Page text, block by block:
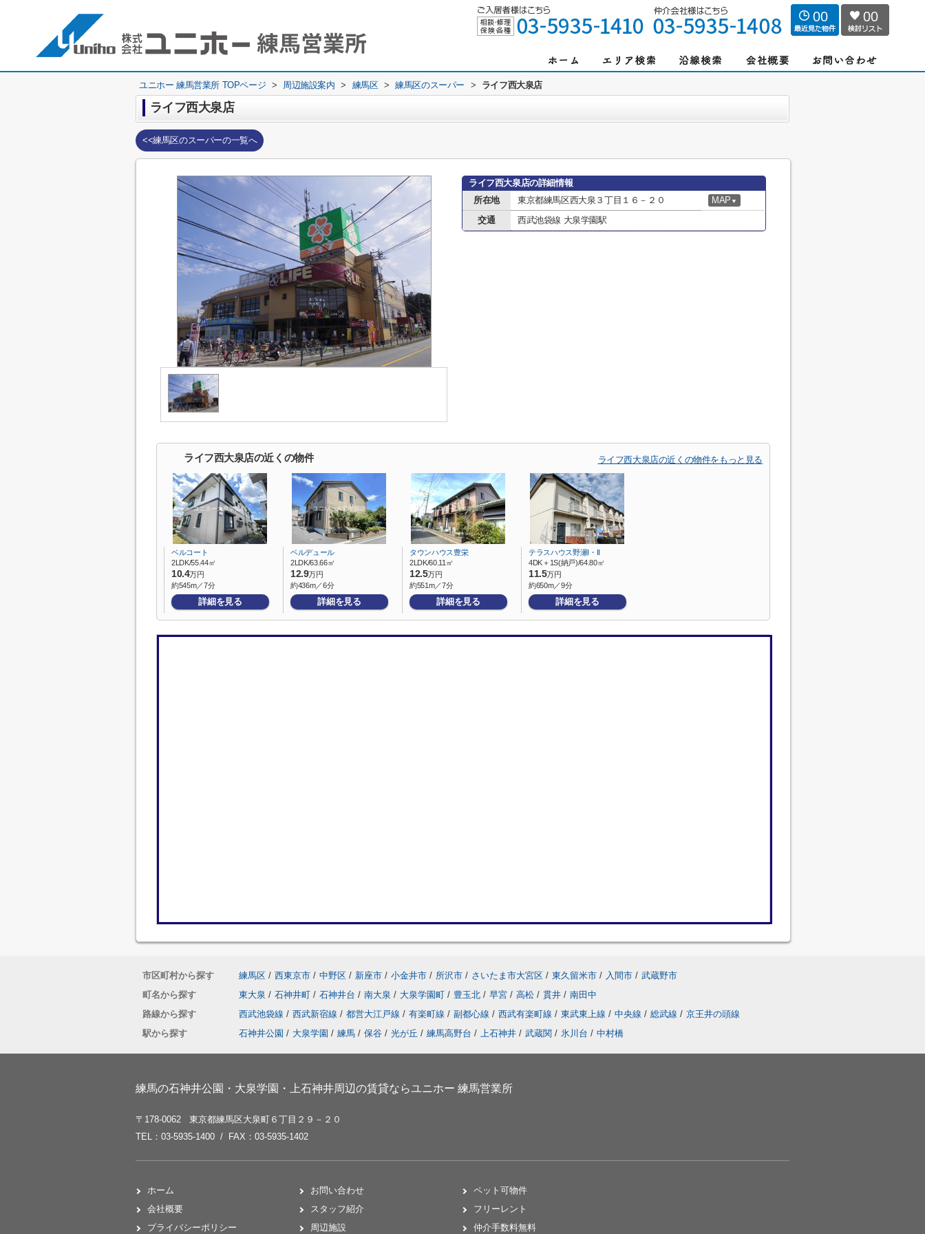
00 00
ユニホー 練馬営業所 TOPページ > 周辺施設案内 > 練馬区 > 練馬区のスーパー > ライフ西大泉店
ライフ西大泉店
<<練馬区のスーパーの一覧へ
ライフ西大泉店の詳細情報
所在地
東京都練馬区西大泉３丁目１６－２０ MAP ▼
交通 西武池袋線 大泉学園駅
ライフ西大泉店の近くの物件 ライフ西大泉店の近くの物件をもっと見る
ベルコート
2LDK/55.44㎡
10.4万円
約545m／7分
詳細を見る
ベルデュール
2LDK/63.66㎡
12.9万円
約436m／6分
詳細を見る
タウンハウス豊栄
2LDK/60.11㎡
12.5万円
約551m／7分
詳細を見る
テラスハウス野瀬I・II
4DK＋1S(納戸)/64.80㎡
11.5万円
約650m／9分
詳細を見る
市区町村から探す 練馬区 / 西東京市 / 中野区 / 新座市 / 小金井市 / 所沢市 / さいたま市大宮区 / 東久留米市 / 入間市 / 武蔵野市
町名から探す
東大泉 / 石神井町 / 石神井台 / 南大泉 / 大泉学園町 / 豊玉北 / 早宮 / 高松 / 貫井 / 南田中
路線から探す
西武池袋線 / 西武新宿線 / 都営大江戸線 / 有楽町線 / 副都心線 / 西武有楽町線 / 東武東上線 / 中央線 / 総武線 / 京王井の頭線
駅から探す
石神井公園 / 大泉学園 / 練馬 / 保谷 / 光が丘 / 練馬高野台 / 上石神井 / 武蔵関 / 氷川台 / 中村橋
練馬の石神井公園・大泉学園・上石神井周辺の賃貸ならユニホー 練馬営業所
〒178-0062 東京都練馬区大泉町６丁目２９－２０
TEL：03-5935-1400 / FAX：03-5935-1402
ホーム
会社概要
プライバシーポリシー
お問い合わせ
スタッフ紹介
周辺施設
ペット可物件
フリーレント
仲介手数料無料